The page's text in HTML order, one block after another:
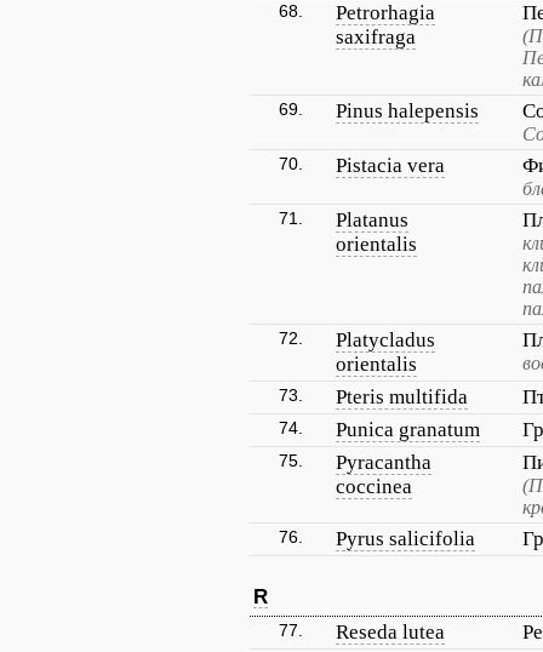
68.
Petrorhagia
saxifraga
69. Pinus halepensis
70. Pistacia vera
71.
Platanus
orientalis
72.
Platycladus
orientalis
73. Pteris multifida
74. Punica granatum
75.
Pyracantha
coccinea
76. Pyrus salicifolia
R
77. Reseda lutea